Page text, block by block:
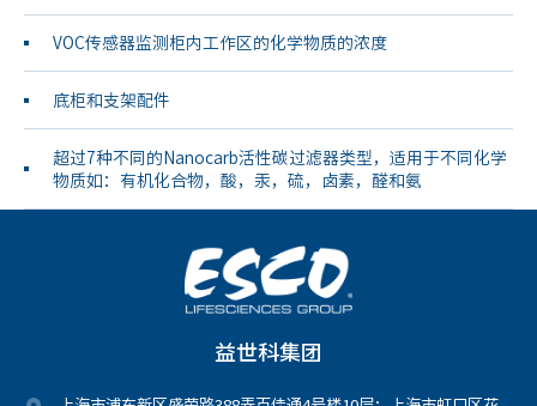
VOC传感器监测柜内工作区的化学物质的浓度
底柜和支架配件
超过7种不同的Nanocarb活性碳过滤器类型，适用于不同化学
物质如：有机化合物，酸，汞，硫，卤素，醛和氨
益世科集团